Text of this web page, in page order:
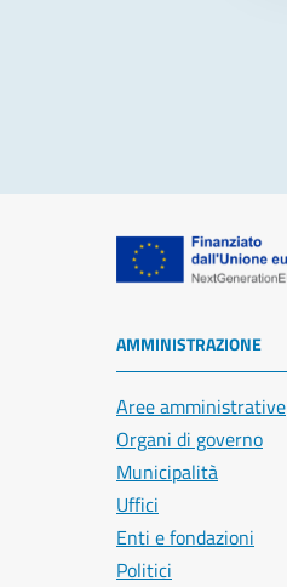
AMMINISTRAZIONE
Aree amministrative
Organi di governo
Municipalità
Uffici
Enti e fondazioni
Politici